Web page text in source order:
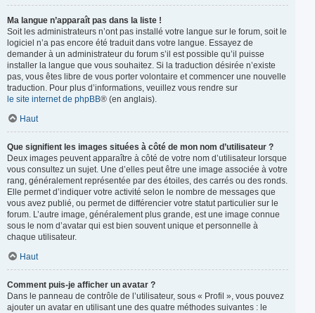
Ma langue n’apparaît pas dans la liste !
Soit les administrateurs n’ont pas installé votre langue sur le forum, soit le
logiciel n’a pas encore été traduit dans votre langue. Essayez de
demander à un administrateur du forum s’il est possible qu’il puisse
installer la langue que vous souhaitez. Si la traduction désirée n’existe
pas, vous êtes libre de vous porter volontaire et commencer une nouvelle
traduction. Pour plus d’informations, veuillez vous rendre sur
le site internet de phpBB® (en anglais).
Haut
Que signifient les images situées à côté de mon nom d’utilisateur ?
Deux images peuvent apparaître à côté de votre nom d’utilisateur lorsque
vous consultez un sujet. Une d’elles peut être une image associée à votre
rang, généralement représentée par des étoiles, des carrés ou des ronds.
Elle permet d’indiquer votre activité selon le nombre de messages que
vous avez publié, ou permet de différencier votre statut particulier sur le
forum. L’autre image, généralement plus grande, est une image connue
sous le nom d’avatar qui est bien souvent unique et personnelle à
chaque utilisateur.
Haut
Comment puis-je afficher un avatar ?
Dans le panneau de contrôle de l’utilisateur, sous « Profil », vous pouvez
ajouter un avatar en utilisant une des quatre méthodes suivantes : le